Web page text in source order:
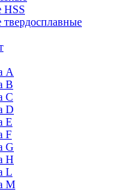
HSS
A
B
C
D
E
F
G
H
L
M